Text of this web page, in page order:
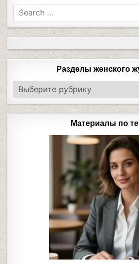
Разделы женского
Материалы по